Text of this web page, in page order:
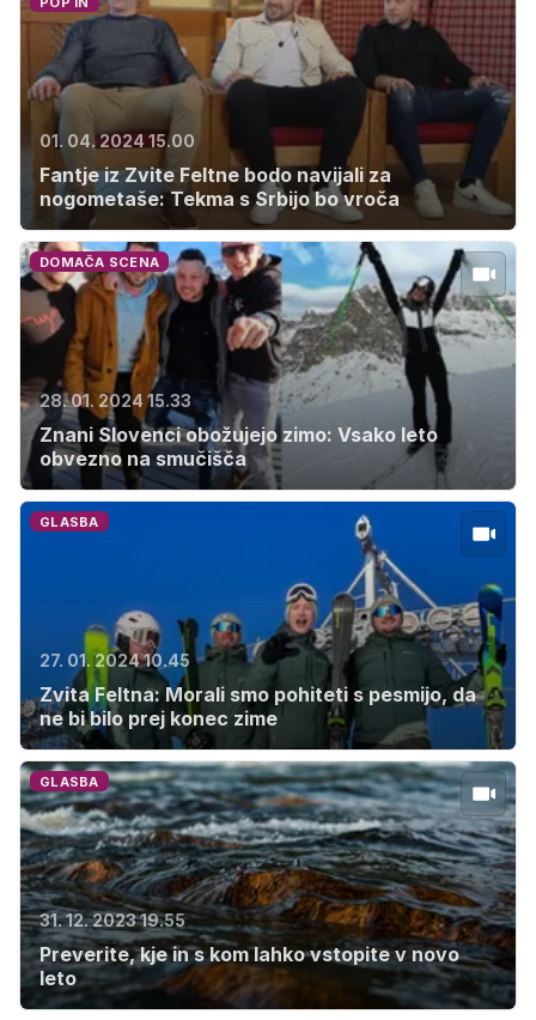
01. 04. 2024 15.00
Fantje iz Zvite Feltne bodo navijali za
nogometaše: Tekma s Srbijo bo vroča
DOMAČA SCENA
28. 01. 2024 15.33
Znani Slovenci obožujejo zimo: Vsako leto
obvezno na smučišča
GLASBA
27. 01. 2024 10.45
Zvita Feltna: Morali smo pohiteti s pesmijo, da
ne bi bilo prej konec zime
GLASBA
31. 12. 2023 19.55
Preverite, kje in s kom lahko vstopite v novo
leto